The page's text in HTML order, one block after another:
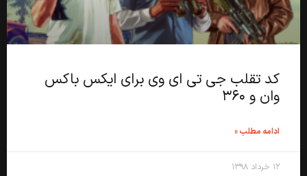
کد تقلب جی تی ای وی برای ایکس باکس
وان و ۳۶۰
ادامه مطلب »
۱۲ خرداد ۱۳۹۸